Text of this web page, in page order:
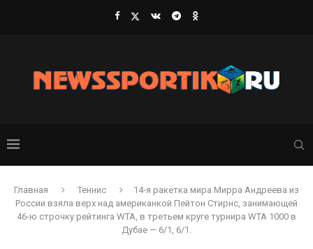
Главная Теннис
14-я ракетка мира Мирра Андреева из
России взяла верх над американкой Пейтон Стирнс, занимающей
46-ю строчку рейтинга WTA, в третьем круге турнира WTA 1000 в
Дубае — 6/1, 6/1.